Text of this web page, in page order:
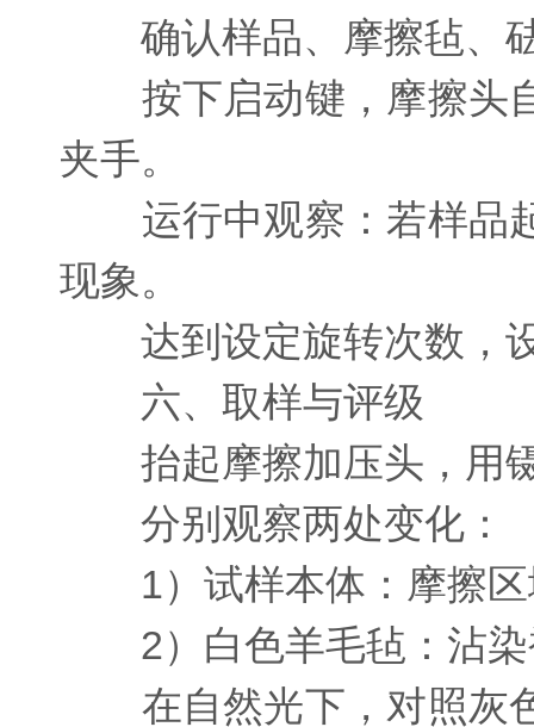
确认样品、摩擦毡、砝
按下启动键，摩擦头自
夹手。
运行中观察：若样品起
现象。
达到设定旋转次数，
六、取样与评级
抬起摩擦加压头，用镊
分别观察两处变化：
1）试样本体：摩擦区
2）白色羊毛毡：沾染
在自然光下，对照灰色